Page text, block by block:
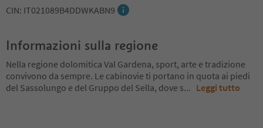
CIN: IT021089B4DDWKABN9
Informazioni sulla regione
Nella regione dolomitica Val Gardena, sport, arte e tradizione
convivono da sempre. Le cabinovie ti portano in quota ai piedi
del Sassolungo e del Gruppo del Sella, dove s... Leggi tutto